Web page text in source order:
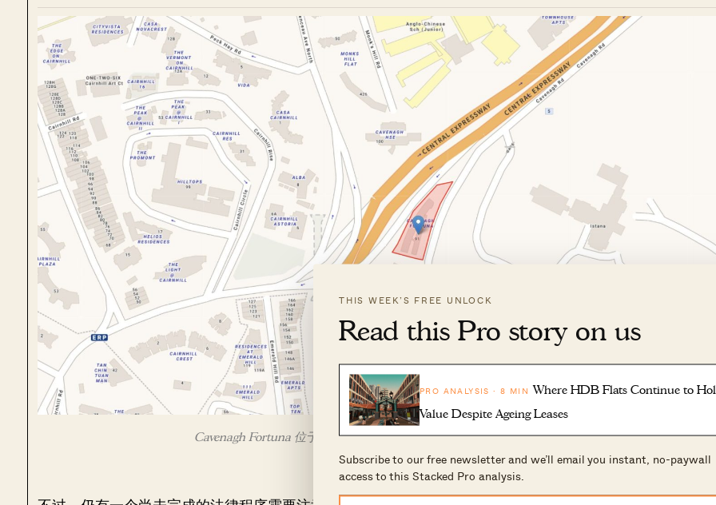
THIS WEEK’S FREE UNLOCK
Read this Pro story on us
PRO ANALYSIS · 8 MIN Where HDB Flats Continue to
Value Despite Ageing Leases
Subscribe to our free newsletter and we’ll email you instant, no-paywall
access to this Stacked Pro analysis.
Cavenagh Fortuna 位于 Cavenagh Road 一带，正对 Istana。地图：URA